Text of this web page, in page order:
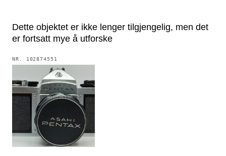
Dette objektet er ikke lenger tilgjengelig, men det
er fortsatt mye å utforske
NR. 102874551